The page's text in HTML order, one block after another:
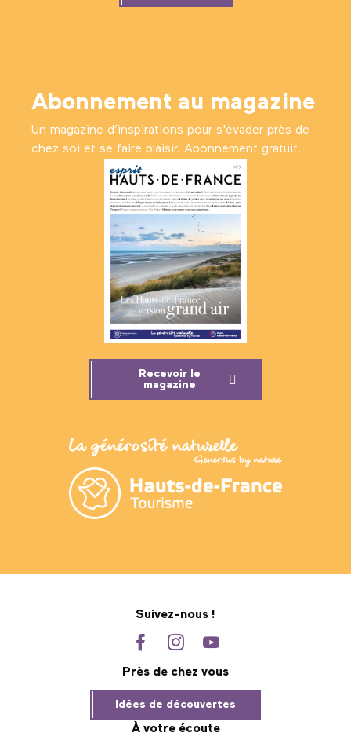
Abonnement au magazine
Un magazine d’inspirations pour s'évader près de
chez soi et se faire plaisir. Abonnement gratuit.
Recevoir le
magazine
Suivez-nous !
Près de chez vous
Idées de découvertes
À votre écoute